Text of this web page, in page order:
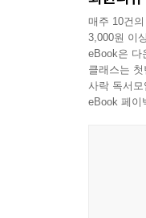
싶어서 선
외국어 영
뭐든지 '하
전공을
읽고, 3개
# '너무
타성에
매주 10건
3,000원 이
eBook은 다
클래스는
사락 독서
eBook 페이